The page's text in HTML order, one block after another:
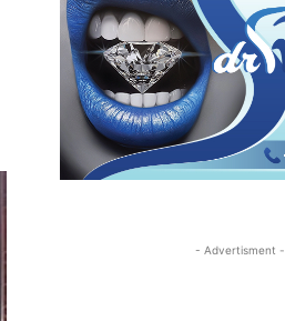
- Advertisment -